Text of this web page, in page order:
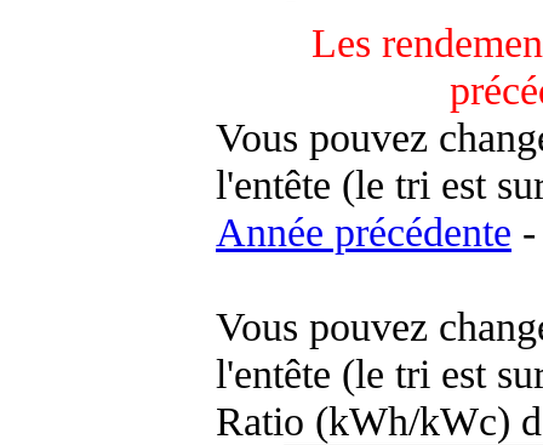
Les
Vous pouvez
l'entête (le tri est
Année précédente
Vous pouvez
l'entête (le tri est
Ratio (kWh/kWc)